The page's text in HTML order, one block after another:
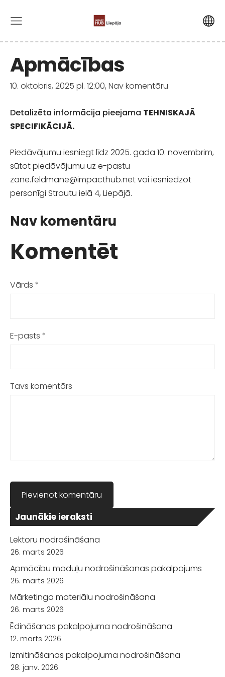
Jaunākie ieraksti
Lektoru nodrošināšana
26. marts 2026
Apmācību moduļu nodrošināšanas pakalpojums
26. marts 2026
Mārketinga materiālu nodrošināšana
26. marts 2026
Ēdināšanas pakalpojuma nodrošināšana
12. marts 2026
Izmitināšanas pakalpojuma nodrošināšana
28. janv. 2026
Apmācības
10. oktobris, 2025 pl. 12:00, Nav komentāru
Detalizēta informācija pieejama TEHNISKAJĀ
SPECIFIKĀCIJĀ.
Piedāvājumu iesniegt līdz 2025. gada 10. novembrim,
sūtot piedāvājumu uz e-pastu
zane.feldmane@impacthub.net vai iesniedzot
personīgi Strautu ielā 4, Liepājā.
Nav komentāru
Komentēt
Vārds *
E-pasts *
Tavs komentārs